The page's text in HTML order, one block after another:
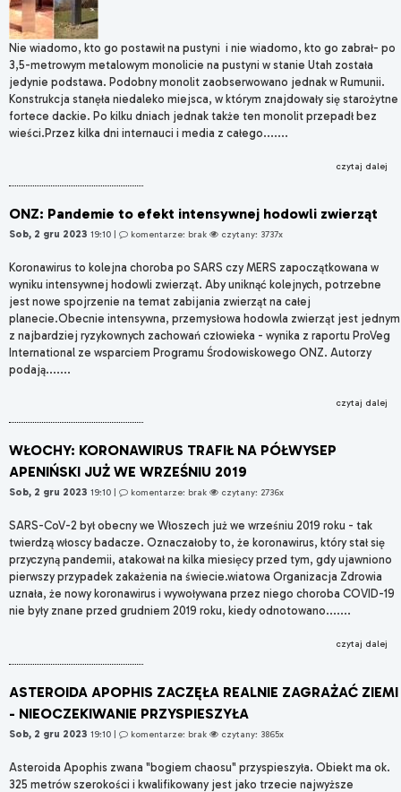
Nie wiadomo, kto go postawił na pustyni i nie wiadomo, kto go zabrał- po
3,5-metrowym metalowym monolicie na pustyni w stanie Utah została
jedynie podstawa. Podobny monolit zaobserwowano jednak w Rumunii.
Konstrukcja stanęła niedaleko miejsca, w którym znajdowały się starożytne
fortece dackie. Po kilku dniach jednak także ten monolit przepadł bez
wieści.Przez kilka dni internauci i media z całego.......
czytaj dalej
ONZ: Pandemie to efekt intensywnej hodowli zwierząt
Sob, 2 gru 2023 19:10 komentarze: brak czytany: 3737x
Koronawirus to kolejna choroba po SARS czy MERS zapoczątkowana w
wyniku intensywnej hodowli zwierząt. Aby uniknąć kolejnych, potrzebne
jest nowe spojrzenie na temat zabijania zwierząt na całej
planecie.Obecnie intensywna, przemysłowa hodowla zwierząt jest jednym
z najbardziej ryzykownych zachowań człowieka - wynika z raportu ProVeg
International ze wsparciem Programu Środowiskowego ONZ. Autorzy
podają.......
czytaj dalej
WŁOCHY: KORONAWIRUS TRAFIŁ NA PÓŁWYSEP
APENIŃSKI JUŻ WE WRZEŚNIU 2019
Sob, 2 gru 2023 19:10 komentarze: brak czytany: 2736x
SARS-CoV-2 był obecny we Włoszech już we wrześniu 2019 roku - tak
twierdzą włoscy badacze. Oznaczałoby to, że koronawirus, który stał się
przyczyną pandemii, atakował na kilka miesięcy przed tym, gdy ujawniono
pierwszy przypadek zakażenia na świecie.wiatowa Organizacja Zdrowia
uznała, że nowy koronawirus i wywoływana przez niego choroba COVID-19
nie były znane przed grudniem 2019 roku, kiedy odnotowano.......
czytaj dalej
ASTEROIDA APOPHIS ZACZĘŁA REALNIE ZAGRAŻAĆ ZIEMI
- NIEOCZEKIWANIE PRZYSPIESZYŁA
Sob, 2 gru 2023 19:10 | komentarze: brak czytany: 3865x
Asteroida Apophis zwana "bogiem chaosu" przyspieszyła. Obiekt ma ok.
325 metrów szerokości i kwalifikowany jest jako trzecie najwyższe